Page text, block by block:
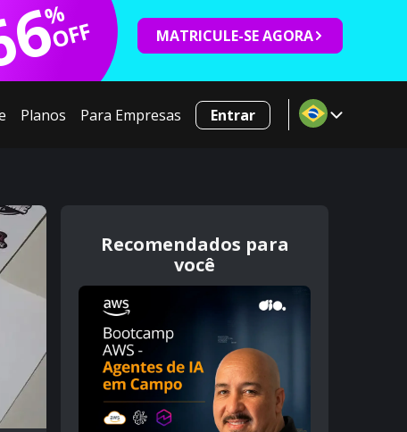
%
OFF MATRICULE-SE AGORA
Planos Para Empresas Entrar
Recomendados para
você